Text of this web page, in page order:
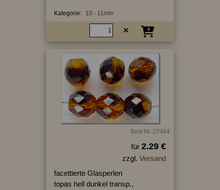
Kategorie: 10 - 11mm
Best.Nr.:27464
für 2.29 €
zzgl. Versand
facettierte Glasperlen
topas hell dunkel transp.,